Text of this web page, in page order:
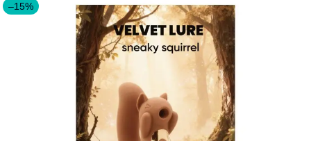
–15%